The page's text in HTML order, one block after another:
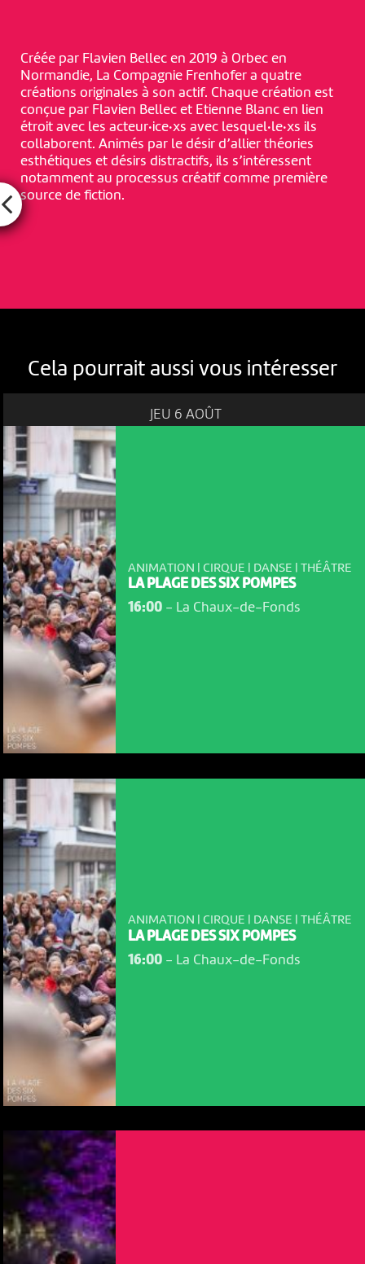
Créée par Flavien Bellec en 2019 à Orbec en
Normandie, La Compagnie Frenhofer a quatre
créations originales à son actif. Chaque création est
conçue par Flavien Bellec et Etienne Blanc en lien
étroit avec les acteur·ice·xs avec lesquel·le·xs ils
collaborent. Animés par le désir d’allier théories
esthétiques et désirs distractifs, ils s’intéressent
notamment au processus créatif comme première
source de fiction.
Cela pourrait aussi vous intéresser
JEU 6 AOÛT
ANIMATION | CIRQUE | DANSE | THÉÂTRE
LA PLAGE DES SIX POMPES
16:00- La Chaux-de-Fonds
ANIMATION | CIRQUE | DANSE | THÉÂTRE
LA PLAGE DES SIX POMPES
16:00- La Chaux-de-Fonds